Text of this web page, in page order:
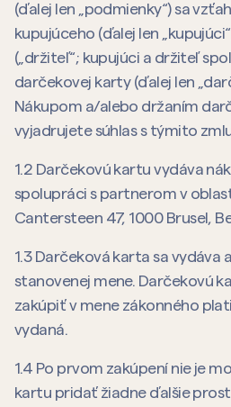
(ďalej len „podmienky“) sa
kupujúceho (ďalej len
(„držiteľ“; kupujúci a držiteľ
darčekovej karty (ďalej len
Nákupom a/alebo držaním
vyjadrujete súhlas s týmito
1.2 Darčekovú kartu vydáva
spolupráci s partnerom v
Cantersteen 47, 1000 Brusel,
1.3 Darčeková karta sa vydáva
stanovenej mene. Darčekovú
zakúpiť v mene zákonného
vydaná.
1.4 Po prvom zakúpení nie je
kartu pridať žiadne ďalšie